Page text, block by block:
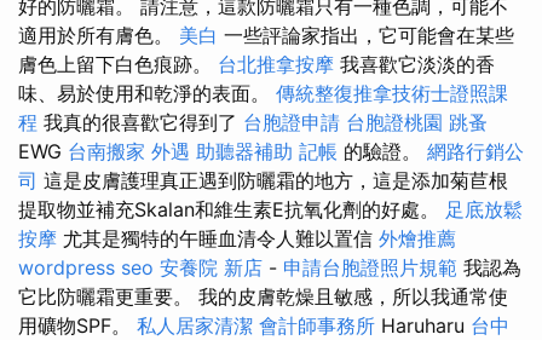
好的防曬霜。 請注意，這款防曬霜只有一種色調，可能不
適用於所有膚色。 美白 一些評論家指出，它可能會在某些
膚色上留下白色痕跡。 台北推拿按摩 我喜歡它淡淡的香
味、易於使用和乾淨的表面。 傳統整復推拿技術士證照課
程 我真的很喜歡它得到了 台胞證申請 台胞證桃園 跳蚤
EWG 台南搬家 外遇 助聽器補助 記帳 的驗證。 網路行銷公
司 這是皮膚護理真正遇到防曬霜的地方，這是添加菊苣根
提取物並補充Skalan和維生素E抗氧化劑的好處。 足底放鬆
按摩 尤其是獨特的午睡血清令人難以置信 外燴推薦
wordpress seo 安養院 新店 - 申請台胞證照片規範 我認為
它比防曬霜更重要。 我的皮膚乾燥且敏感，所以我通常使
用礦物SPF。 私人居家清潔 會計師事務所 Haruharu 台中